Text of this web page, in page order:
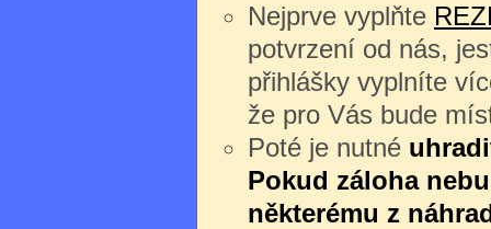
Nejprve vyplňte
potvrzení od nás,
přihlášky vyplníte
že pro Vás bude
Poté je nutné
Pokud záloha
některému z